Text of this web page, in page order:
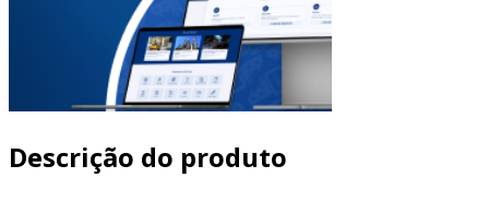
Descrição do produto